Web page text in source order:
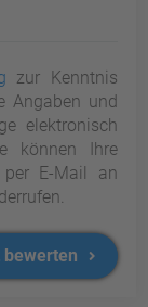
zur Kenntnis
Angaben und
elektronisch
können Ihre
E-Mail an
bewerten